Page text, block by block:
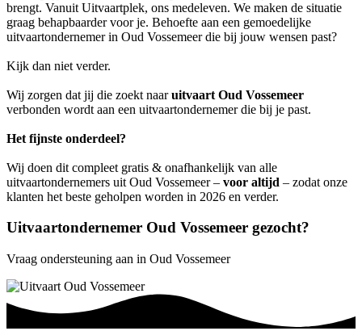
brengt. Vanuit Uitvaartplek, ons medeleven. We maken de situatie
graag behapbaarder voor je. Behoefte aan een gemoedelijke
uitvaartondernemer in Oud Vossemeer die bij jouw wensen past?
Kijk dan niet verder.
Wij zorgen dat jij die zoekt naaruitvaart Oud Vossemeer
verbonden wordt aan een uitvaartondernemer die bij je past.
Het fijnste onderdeel?
Wij doen dit compleet gratis & onafhankelijk van alle
uitvaartondernemers uit Oud Vossemeer – voor altijd – zodat onze
klanten het beste geholpen worden in 2026 en verder.
Uitvaartondernemer Oud Vossemeer gezocht?
Vraag ondersteuning aan in Oud Vossemeer